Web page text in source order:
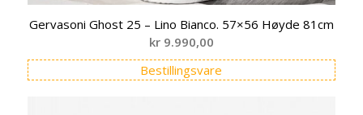
Gervasoni Ghost 25 – Lino Bianco. 57×56 Høyde 81cm
kr9.990,00
Bestillingsvare